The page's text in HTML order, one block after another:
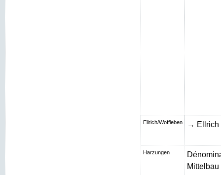
Ellrich/Woffleben → Ellrich
Harzungen
Mittelbau